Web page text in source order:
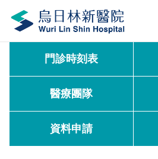
門診時刻表
醫療團隊
資料申請